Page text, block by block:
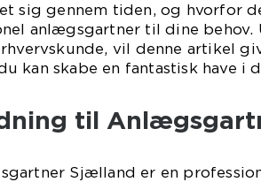
sig gennem tiden, og hvorfor
anlægsgartner til dine behov.
vil denne artikel
kan skabe en fantastisk have i
til
Sjælland er en